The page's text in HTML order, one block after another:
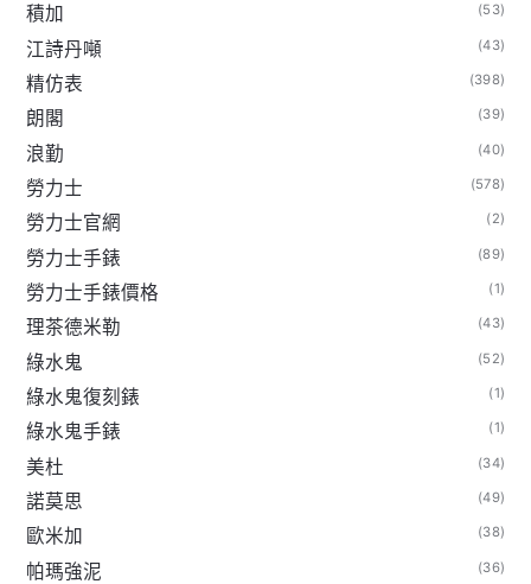
積加 (53)
江詩丹噸 (43)
精仿表 (398)
朗閣 (39)
浪勤 (40)
勞力士 (578)
勞力士官網 (2)
勞力士手錶 (89)
勞力士手錶價格 (1)
理茶德米勒 (43)
綠水鬼 (52)
綠水鬼復刻錶 (1)
綠水鬼手錶 (1)
美杜 (34)
諾莫思 (49)
歐米加 (38)
帕瑪強泥 (36)